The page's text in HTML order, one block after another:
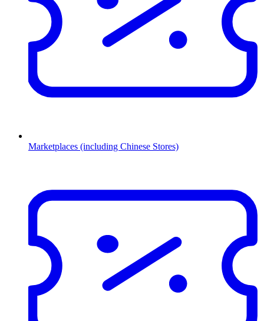
Marketplaces (including Chinese Stores)